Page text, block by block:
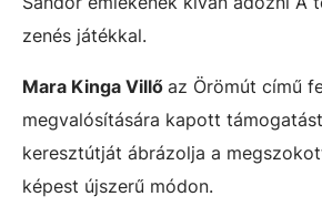
zenés játékkal.
Mara Kinga Villő az Örömút című
megvalósítására kapott
keresztútját ábrázolja a
képest újszerű módon.